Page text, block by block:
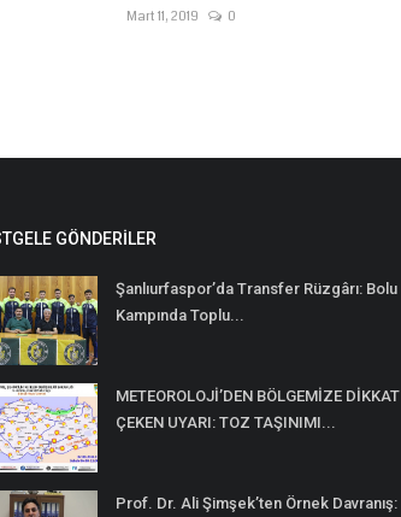
Mart 11, 2019 0
GÖNDERILER
Şanlıurfaspor’da Transfer Rüzgârı: Bolu
Kampında Toplu...
METEOROLOJİ’DEN BÖLGEMİZE DİKKAT
ÇEKEN UYARI: TOZ TAŞINIMI...
Prof. Dr. Ali Şimşek’ten Örnek Davranış: